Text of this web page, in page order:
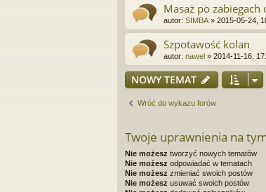
Masaż po
autor: SIMBA » 2015-05-24,
Szpotawość kolan
autor: nawel » 2014-11-16,
NOWY TEMAT
Wróć do wykazu forów
Twoje uprawnienia na
Nie możesz tworzyć nowych tematów
Nie możesz odpowiadać w tematach
Nie możesz zmieniać swoich postów
Nie możesz usuwać swoich postów